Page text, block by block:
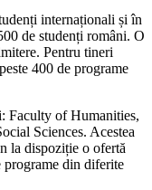
internaționali și în
de studenți români. O
Pentru tineri
400 de programe
Faculty of Humanities,
Sciences. Acestea
la dispoziție o ofertă
programe din diferite